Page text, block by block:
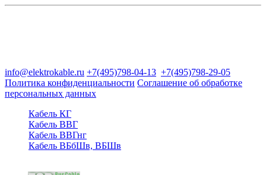
info@elektrokable.ru +7(495)798-04-13 +7(495)798-29-05
Политика конфиденциальности Соглашение об обработке
персональных данных
Кабель КГ
Кабель ВВГ
Кабель ВВГнг
Кабель ВБбШв, ВБШв